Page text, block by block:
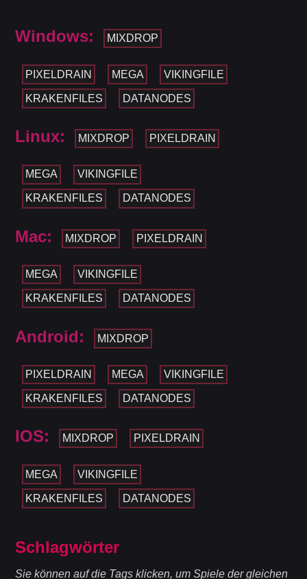
Windows: MIXDROP
PIXELDRAIN MEGA VIKINGFILE
KRAKENFILES DATANODES
Linux: MIXDROP PIXELDRAIN
MEGA VIKINGFILE
KRAKENFILES DATANODES
Mac: MIXDROP PIXELDRAIN
MEGA VIKINGFILE
KRAKENFILES DATANODES
Android: MIXDROP
PIXELDRAIN MEGA VIKINGFILE
KRAKENFILES DATANODES
IOS: MIXDROP PIXELDRAIN
MEGA VIKINGFILE
KRAKENFILES DATANODES
Schlagwörter
Sie können auf die Tags klicken, um Spiele der gleichen